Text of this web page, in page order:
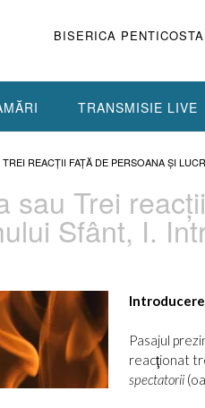
BISERICA
TRANSMISIE LIVE
REACŢII FAŢĂ DE PERSOANA ŞI
sau Trei
Sfânt, I.
Introducere
Pasajul
reacţionat
spectatorii